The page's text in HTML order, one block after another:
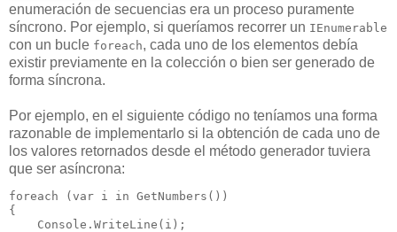
enumeración de secuencias era un proceso puramente
síncrono. Por ejemplo, si queríamos recorrer un IEnumerable
con un bucle foreach, cada uno de los elementos debía
existir previamente en la colección o bien ser generado de
forma síncrona.
Por ejemplo, en el siguiente código no teníamos una forma
razonable de implementarlo si la obtención de cada uno de
los valores retornados desde el método generador tuviera
que ser asíncrona:
foreach (var i in GetNumbers())
{
    Console.WriteLine(i);